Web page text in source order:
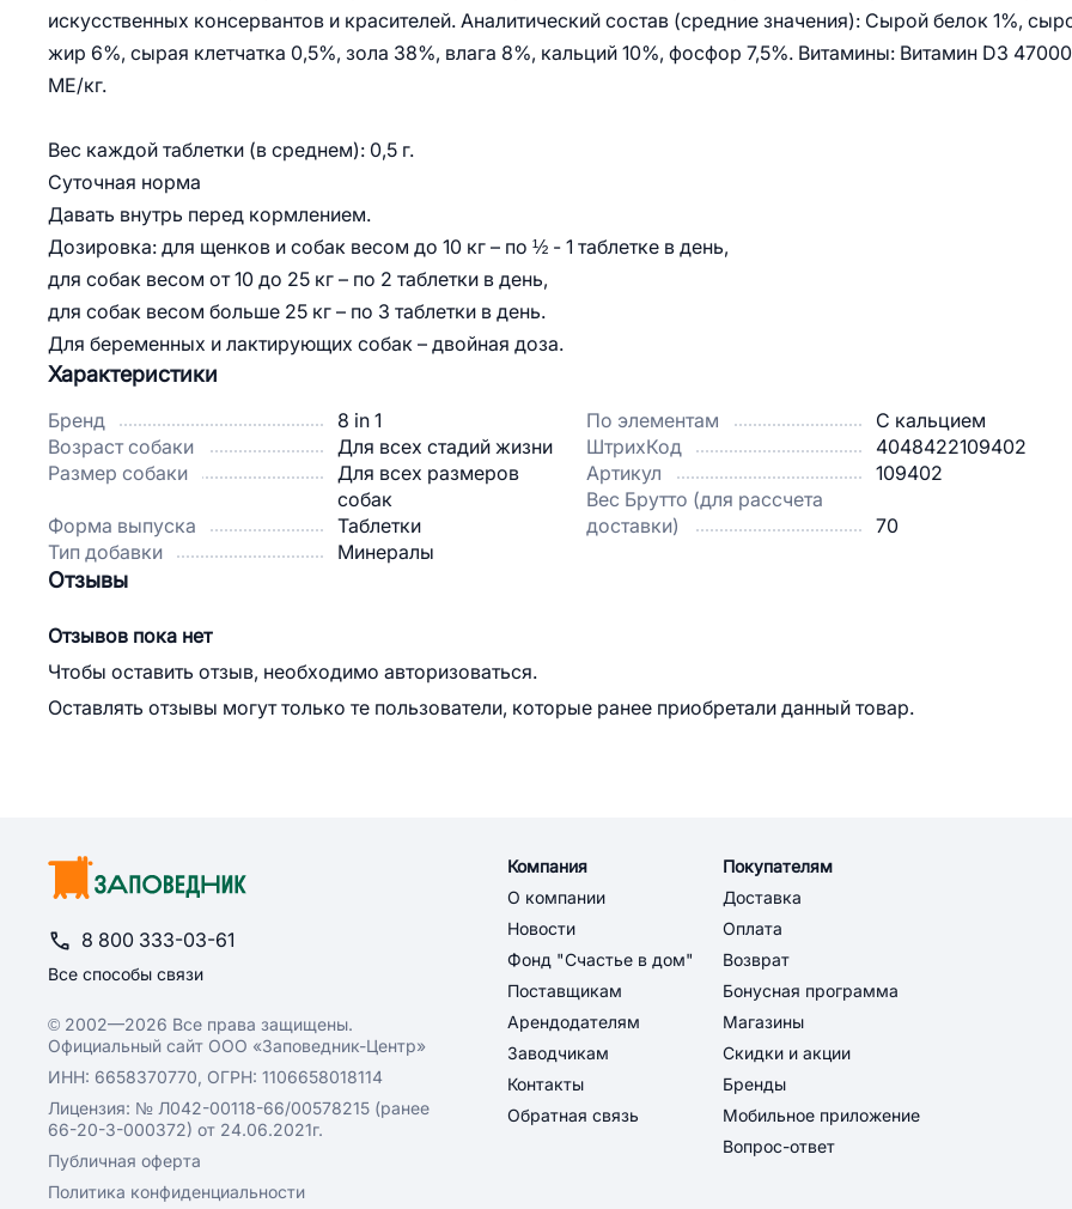
искусственных консервантов и красителей. Аналитический состав (средние значения): Сырой белок 1%,
жир 6%, сырая клетчатка 0,5%, зола 38%, влага 8%, кальций 10%, фосфор 7,5%. Витамины: Витамин D3
МЕ/кг.
Вес каждой таблетки (в среднем): 0,5 г.
Суточная норма
Давать внутрь перед кормлением.
Дозировка: для щенков и собак весом до 10 кг – по ½ - 1 таблетке в день,
для собак весом от 10 до 25 кг – по 2 таблетки в день,
для собак весом больше 25 кг – по 3 таблетки в день.
Для беременных и лактирующих собак – двойная доза.
Характеристики
Бренд
8 in 1
Возраст собаки
Для всех стадий жизни
Размер собаки
Для всех размеров
собак
Форма выпуска
Таблетки
Тип добавки
Минералы
По элементам
С кальцием
ШтрихКод
4048422109402
Артикул
109402
Вес Брутто (для рассчета
доставки)
70
Отзывы
Отзывов пока нет
Чтобы оставить отзыв, необходимо авторизоваться.
Оставлять отзывы могут только те пользователи, которые ранее приобретали данный товар.
8 800 333-03-61
Все способы связи
© 2002—2026 Все права защищены.
Официальный сайт ООО «Заповедник-Центр»
ИНН: 6658370770, ОГРН: 1106658018114
Лицензия: № Л042-00118-66/00578215 (ранее
66-20-3-000372) от 24.06.2021г.
Публичная оферта
Политика конфиденциальности
Компания
О компании
Новости
Фонд "Счастье в дом"
Поставщикам
Арендодателям
Заводчикам
Контакты
Обратная связь
Покупателям
Доставка
Оплата
Возврат
Бонусная программа
Магазины
Скидки и акции
Бренды
Мобильное приложение
Вопрос-ответ